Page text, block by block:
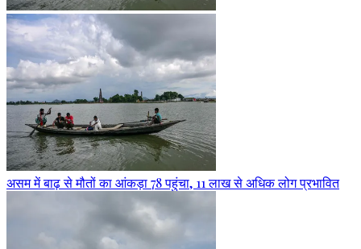
असम में बाढ़ से मौतों का आंकड़ा 78 पहुंचा, 11 लाख से अधिक लोग प्रभावित